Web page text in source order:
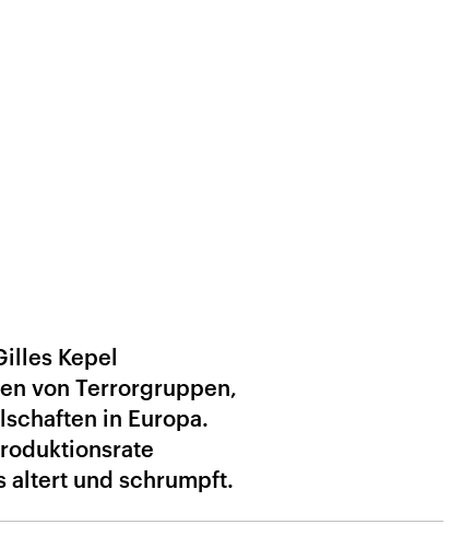
Kepel
von Terrorgruppen,
in Europa.
altert und schrumpft.